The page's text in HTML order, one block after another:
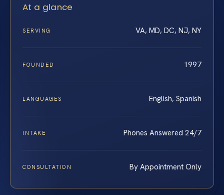
At a glance
SERVING VA, MD, DC, NJ, NY
FOUNDED 1997
LANGUAGES English, Spanish
INTAKE Phones Answered 24/7
CONSULTATION By Appointment Only